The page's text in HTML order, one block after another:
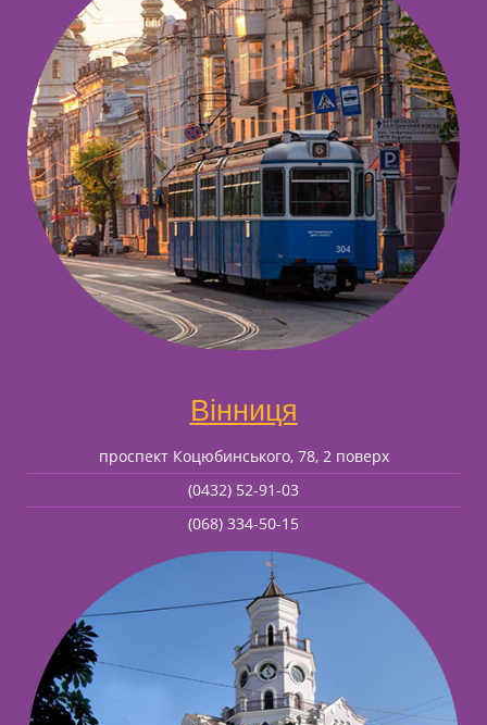
Вінниця
проспект Коцюбинського, 78, 2 поверх
(0432) 52-91-03
(068) 334-50-15